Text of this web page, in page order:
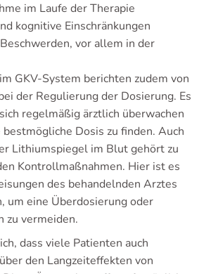
im Laufe der Therapie
kognitive Einschränkungen
vor allem in der
GKV-System berichten zudem von
der Regulierung der Dosierung. Es
regelmäßig ärztlich überwachen
bestmögliche Dosis zu finden. Auch
Lithiumspiegel im Blut gehört zu
Kontrollmaßnahmen. Hier ist es
des behandelnden Arztes
um eine Überdosierung oder
zu vermeiden.
dass viele Patienten auch
den Langzeiteffekten von